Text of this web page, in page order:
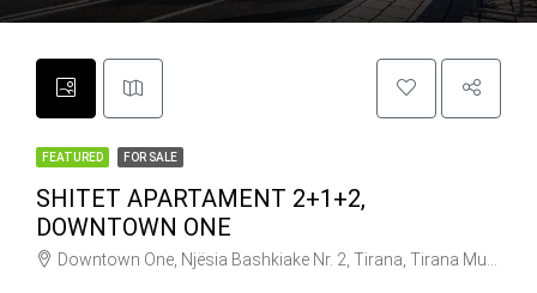
FEATURED FOR SALE
SHITET APARTAMENT 2+1+2,
DOWNTOWN ONE
Downtown One, Njësia Bashkiake Nr. 2, Tirana, Tirana Municipality, Tirana County, Central Albania, Albania